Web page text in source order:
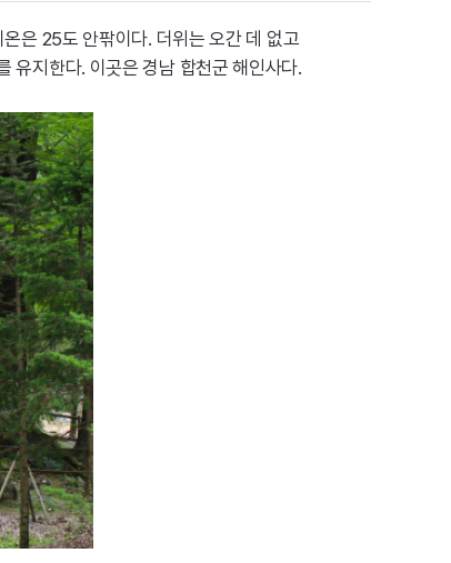
은 25도 안팎이다. 더위는 오간 데 없고
유지한다. 이곳은 경남 합천군 해인사다.